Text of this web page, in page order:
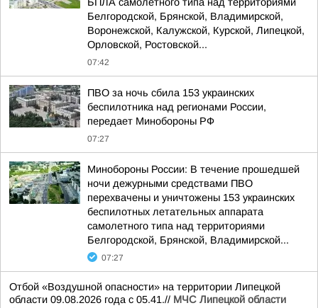
Белгородской, Брянской, Владимирской,
Воронежской, Калужской, Курской, Липецкой,
Орловской, Ростовской...
07:42
ПВО за ночь сбила 153 украинских
беспилотника над регионами России,
передает Минобороны РФ
07:27
Минобороны России: В течение прошедшей
ночи дежурными средствами ПВО
перехвачены и уничтожены 153 украинских
беспилотных летательных аппарата
самолетного типа над территориями
Белгородской, Брянской, Владимирской...
07:27
Отбой «Воздушной опасности» на территории Липецкой
области 09.08.2026 года с 05.41.// МЧС Липецкой области